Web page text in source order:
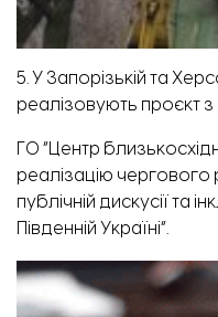
5. У Запорізькій та
реалізовують проєкт
ГО “Центр
реалізацію чергового
публічній дискусії та
Південній Україні”.